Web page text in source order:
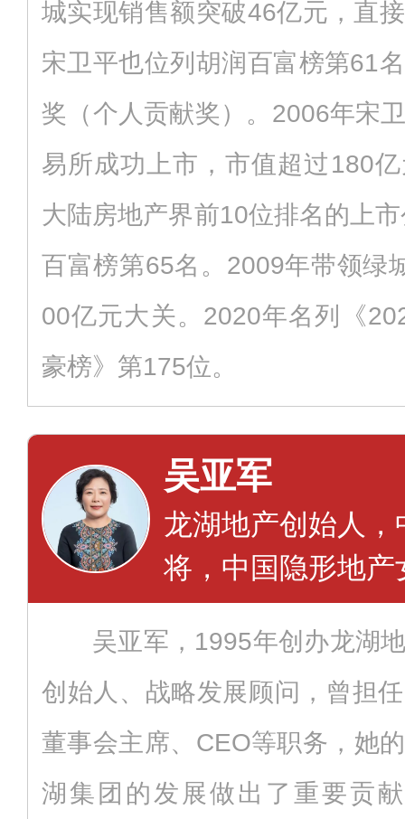
城实现销售额突破46亿元，直
宋卫平也位列胡润百富榜第61
奖（个人贡献奖）。2006年宋
易所成功上市，市值超过180
大陆房地产界前10位排名的上
百富榜第65名。2009年带领绿
00亿元大关。2020年名列《
豪榜》第175位。
吴亚军
龙湖地产创始人
将，中国隐形地产
吴亚军，1995年创办龙湖
创始人、战略发展顾问，曾担
董事会主席、CEO等职务，她
湖集团的发展做出了重要贡